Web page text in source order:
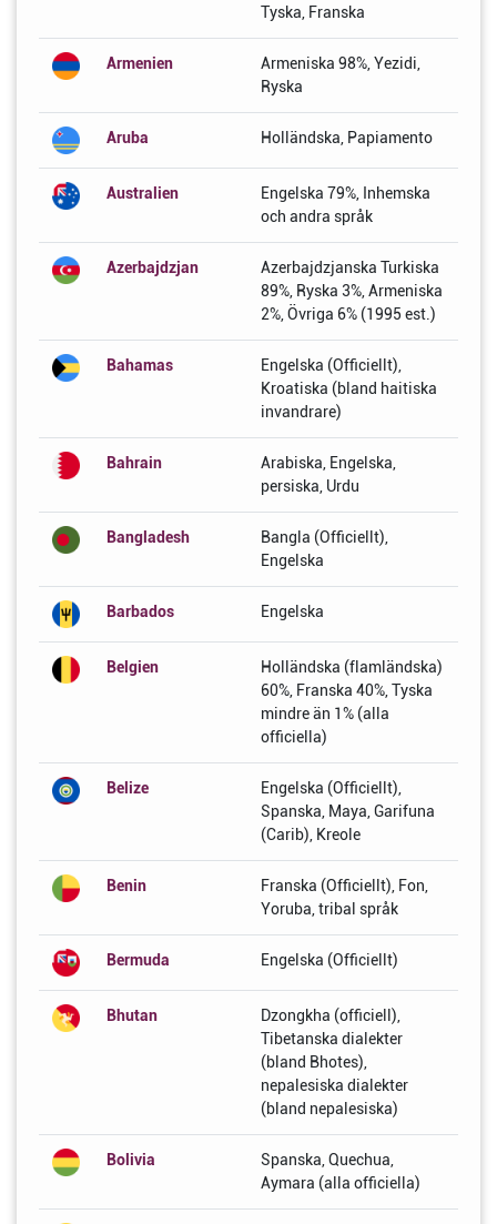
Tyska, Franska
Armenien
Armeniska 98%, Yezidi,
Ryska
Aruba Holländska, Papiamento
Australien
Engelska 79%, Inhemska
och andra språk
Azerbajdzjan
Azerbajdzjanska Turkiska
89%, Ryska 3%, Armeniska
2%, Övriga 6% (1995 est.)
Bahamas
Engelska (Officiellt),
Kroatiska (bland haitiska
invandrare)
Bahrain
Arabiska, Engelska,
persiska, Urdu
Bangladesh
Bangla (Officiellt),
Engelska
Barbados Engelska
Belgien
Holländska (flamländska)
60%, Franska 40%, Tyska
mindre än 1% (alla
officiella)
Belize
Engelska (Officiellt),
Spanska, Maya, Garifuna
(Carib), Kreole
Benin
Franska (Officiellt), Fon,
Yoruba, tribal språk
Bermuda Engelska (Officiellt)
Bhutan
Dzongkha (officiell),
Tibetanska dialekter
(bland Bhotes),
nepalesiska dialekter
(bland nepalesiska)
Bolivia
Spanska, Quechua,
Aymara (alla officiella)